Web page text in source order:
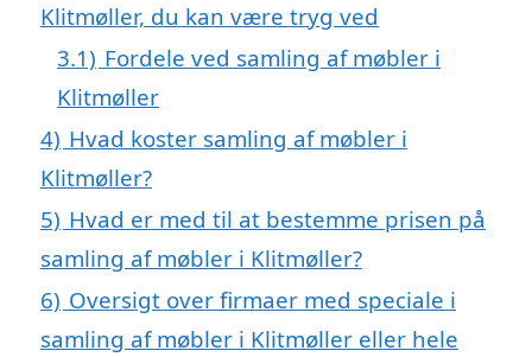
Klitmøller, du kan være tryg ved
3.1) Fordele ved samling af møbler i
Klitmøller
4) Hvad koster samling af møbler i
Klitmøller?
5) Hvad er med til at bestemme prisen på
samling af møbler i Klitmøller?
6) Oversigt over firmaer med speciale i
samling af møbler i Klitmøller eller hele